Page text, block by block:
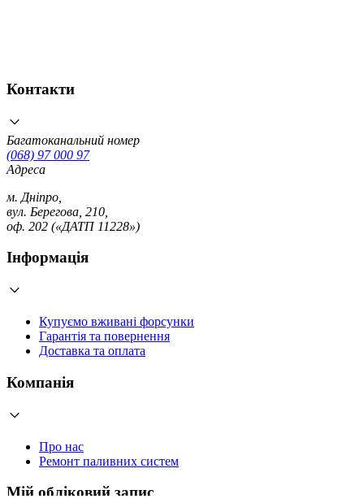
Контакти
Багатоканальний номер
(068) 97 000 97
Адреса
м. Дніпро,
вул. Берегова, 210,
оф. 202 («ДАТП 11228»)
Інформація
Купуємо вживані форсунки
Гарантія та повернення
Доставка та оплата
Компанія
Про нас
Ремонт паливних систем
Мій обліковий запис